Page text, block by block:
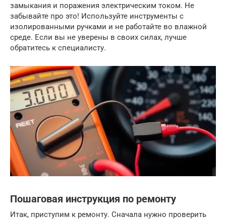
замыкания и поражения электрическим током. Не
забывайте про это! Используйте инструменты с
изолированными ручками и не работайте во влажной
среде. Если вы не уверены в своих силах, лучше
обратитесь к специалисту.
Пошаговая инструкция по ремонту
Итак, приступим к ремонту. Сначала нужно проверить